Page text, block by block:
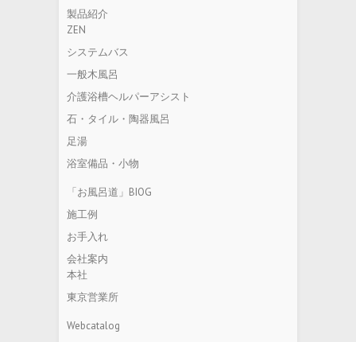
製品紹介
ZEN
システムバス
一般木風呂
介護浴槽ヘルパーアシスト
石・タイル・陶器風呂
足湯
浴室備品・小物
「お風呂道」BIOG
施工例
お手入れ
会社案内
本社
東京営業所
Webcatalog